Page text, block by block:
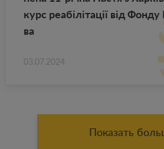
курс реабілітації від
ва
03.07.2024
Показать